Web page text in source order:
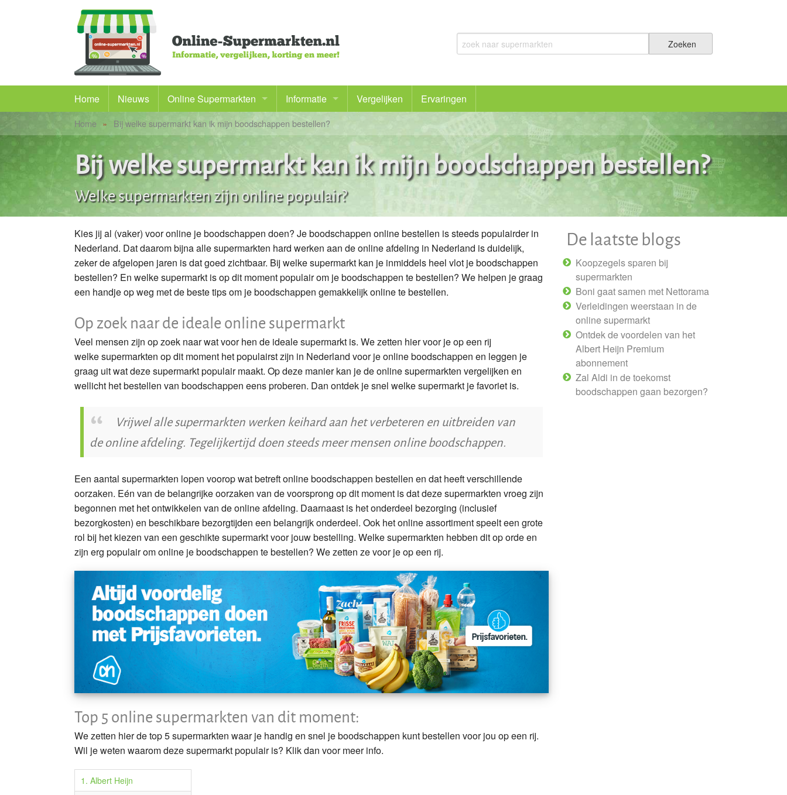
Home Nieuws
Online Supermarkten
Alle supermarkten
Picnic
Albert Heijn
PLUS
Butlon
Flink
Lidl
Aldi
SPAR
Boni
Deen
Hoogvliet
Jumbo
Informatie
Voor het eerst online bestellen
Bij welke supermarkt kan ik mijn boodschappen bestellen?
Goedkoop boodschappen doen en meer besparen
De voordelen en nadelen van online boodschappen doen
Bezorgbundel en bezorgabonnementen
Gezonde boodschappen doen
Is boodschappen thuis laten bezorgen duur?
Verse producten bestellen
Vergelijken Ervaringen
Home Bij welke supermarkt kan ik mijn boodschappen bestellen?
Bij welke supermarkt kan ik mijn boodschappen bestellen?
Welke supermarkten zijn online populair?
Kies jij al (vaker) voor online je boodschappen doen? Je boodschappen online bestellen is steeds populairder in
Nederland. Dat daarom bijna alle supermarkten hard werken aan de online afdeling in Nederland is duidelijk,
zeker de afgelopen jaren is dat goed zichtbaar. Bij welke supermarkt kan je inmiddels heel vlot je boodschappen
bestellen? En welke supermarkt is op dit moment populair om je boodschappen te bestellen? We helpen je graag
een handje op weg met de beste tips om je boodschappen gemakkelijk online te bestellen.
Op zoek naar de ideale online supermarkt
Veel mensen zijn op zoek naar wat voor hen de ideale supermarkt is. We zetten hier voor je op een rij
welke supermarkten op dit moment het populairst zijn in Nederland voor je online boodschappen en leggen je
graag uit wat deze supermarkt populair maakt. Op deze manier kan je de online supermarkten vergelijken en
wellicht het bestellen van boodschappen eens proberen. Dan ontdek je snel welke supermarkt je favoriet is.
Vrijwel alle supermarkten werken keihard aan het verbeteren en uitbreiden van
de online afdeling. Tegelijkertijd doen steeds meer mensen online boodschappen.
Een aantal supermarkten lopen voorop wat betreft online boodschappen bestellen en dat heeft verschillende
oorzaken. Eén van de belangrijke oorzaken van de voorsprong op dit moment is dat deze supermarkten vroeg zijn
begonnen met het ontwikkelen van de online afdeling. Daarnaast is het onderdeel bezorging (inclusief
bezorgkosten) en beschikbare bezorgtijden een belangrijk onderdeel. Ook het online assortiment speelt een grote
rol bij het kiezen van een geschikte supermarkt voor jouw bestelling. Welke supermarkten hebben dit op orde en
zijn erg populair om online je boodschappen te bestellen? We zetten ze voor je op een rij.
Top 5 online supermarkten van dit moment:
We zetten hier de top 5 supermarkten waar je handig en snel je boodschappen kunt bestellen voor jou op een rij.
Wil je weten waarom deze supermarkt populair is? Klik dan voor meer info.
1. Albert Heijn
De laatste blogs
Koopzegels sparen bij
supermarkten
Boni gaat samen met Nettorama
Verleidingen weerstaan in de
online supermarkt
Ontdek de voordelen van het
Albert Heijn Premium
abonnement
Zal Aldi in de toekomst
boodschappen gaan bezorgen?